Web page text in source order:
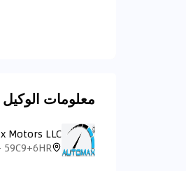
معلومات الوكيل
Motors LLC